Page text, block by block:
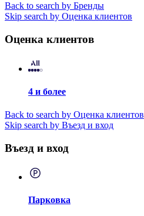
Back to search by Бренды
Skip search by Оценка клиентов
Оценка клиентов
4 и более
Back to search by Оценка клиентов
Skip search by Въезд и вход
Въезд и вход
Парковка